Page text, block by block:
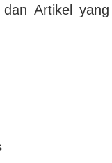
dan Artikel